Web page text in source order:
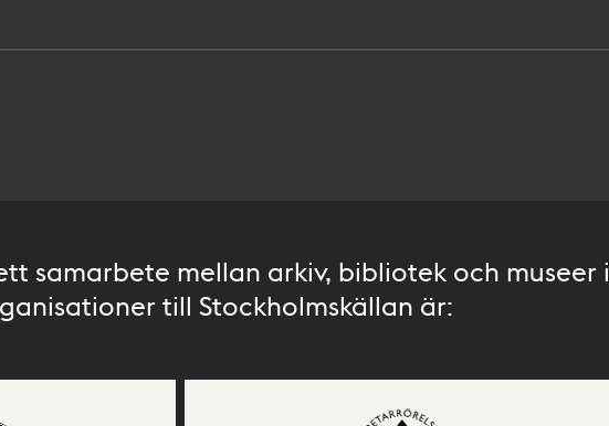
samarbete mellan arkiv, bibliotek och museer i
till Stockholmskällan är: